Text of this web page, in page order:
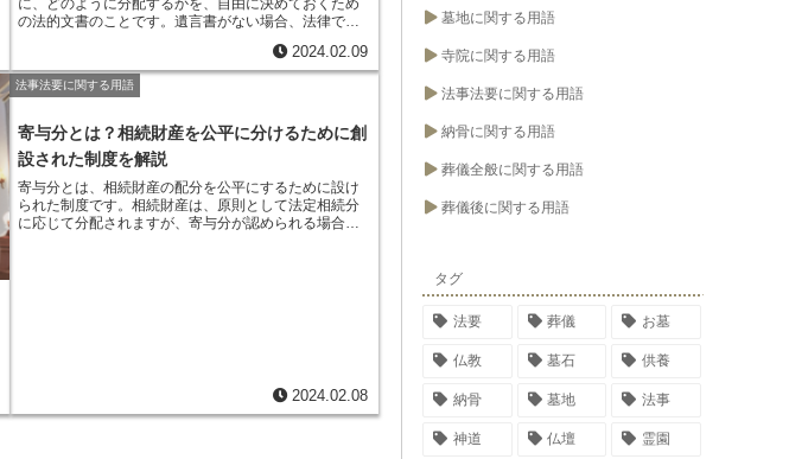
に、どのように分配するかを、自由に決めておくため
の法的文書のことです。遺言書がない場合、法律で定
ます。遺言書には、いくつか種類があります。最も一
般的なのが、自筆証書遺言です。これは、遺言者が自
分で全文を書き、署名して押印した遺言書のことで
に依頼して作成する遺言書のことです。公正証書遺言
は、自筆証書遺言よりも法的効力が強く、偽造や変造
される心配がありません。遺言書を作成する際には、
いくつか注意すべき点があります。まず、遺言書は、
遺言者が自分の意思で作成する必要があります。誰か
に強制されたり、脅されたりして作成した遺言書は、
無効になります。また、遺言書は、遺言者が理解でき
2024.02.09
法事法要に関する用語
寄与分とは？相続財産を公平に分けるために創
設された制度を解説
寄与分とは、相続財産の配分を公平にするために設け
られた制度です。相続財産は、原則として法定相続分
に応じて分配されますが、寄与分が認められる場合に
相続財産の分配が行われます。寄与分を考慮した相続
財産の配分方法は、寄与分を遺産総額に加えた額を法
2024.02.08
墓地に関する用語
寺院に関する用語
法事法要に関する用語
納骨に関する用語
葬儀全般に関する用語
葬儀後に関する用語
タグ
法要 葬儀 お墓
仏教 墓石 供養
納骨 墓地 法事
神道 仏壇 霊園